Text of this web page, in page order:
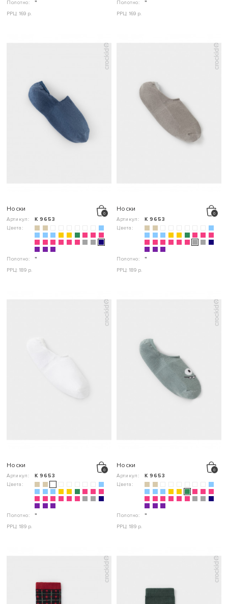
Полотно:
"
РРЦ: 169 р.
Полотно:
"
РРЦ: 169 р.
Носки
Артикул:
К 9653
Цвета:
Полотно:
"
РРЦ: 189 р.
Носки
Артикул:
К 9653
Цвета:
Полотно:
"
РРЦ: 189 р.
Носки
Артикул:
К 9653
Цвета:
Полотно:
"
РРЦ: 189 р.
Носки
Артикул:
К 9653
Цвета:
Полотно:
"
РРЦ: 189 р.